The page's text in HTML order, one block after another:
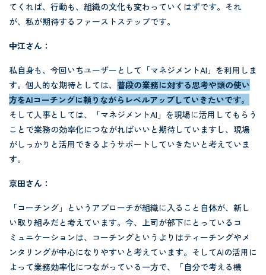
てくれば、行動も、組織の文化も変わっていくはずです。それ
が、私が期待するファーストステップです。
中江さん：
私自身も、今回いちユーザーとして「マネジメントAI」を利用しま
す。個人的な期待としては、 普段の業務に対する思考や頭の使い
方をAIコーチングに頼りながらレベルアップしていきたいです。
そして人事としては、「マネジメントAI」を現場に活用してもらう
ことで業務の効率化につながればいいと期待していますし、現場
がしっかりと活用できるようサポートしていきたいと考えていま
す。
京田さん：
「コーチング」というアプローチが組織に入ること自体が、新し
い取り組みだと考えています。今、上司が部下にとっているコ
ミュニケーションは、コーチングというよりはティーチングやメ
ンタリングが中心になりやすいと考えています。そしてAIの活用に
よって業務効率化につながっている一方で、「自分で考える機